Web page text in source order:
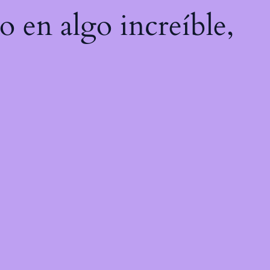
en algo increíble,